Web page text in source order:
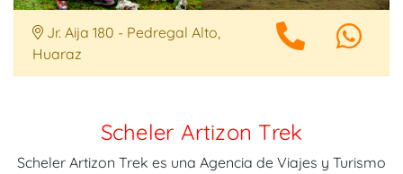
Jr. Aija 180 - Pedregal Alto,
Huaraz
Scheler Artizon Trek
Scheler Artizon Trek es una Agencia de Viajes y Turismo